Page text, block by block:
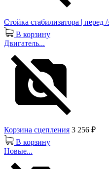
Стойка стабилизатора | перед /
В корзину
Двигатель...
Корзина сцепления 3 256 ₽
В корзину
Новые...